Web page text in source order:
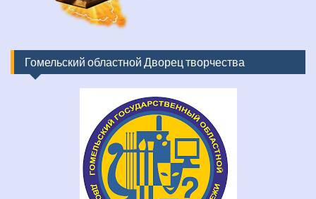
Гомельский областной Дворец творчества